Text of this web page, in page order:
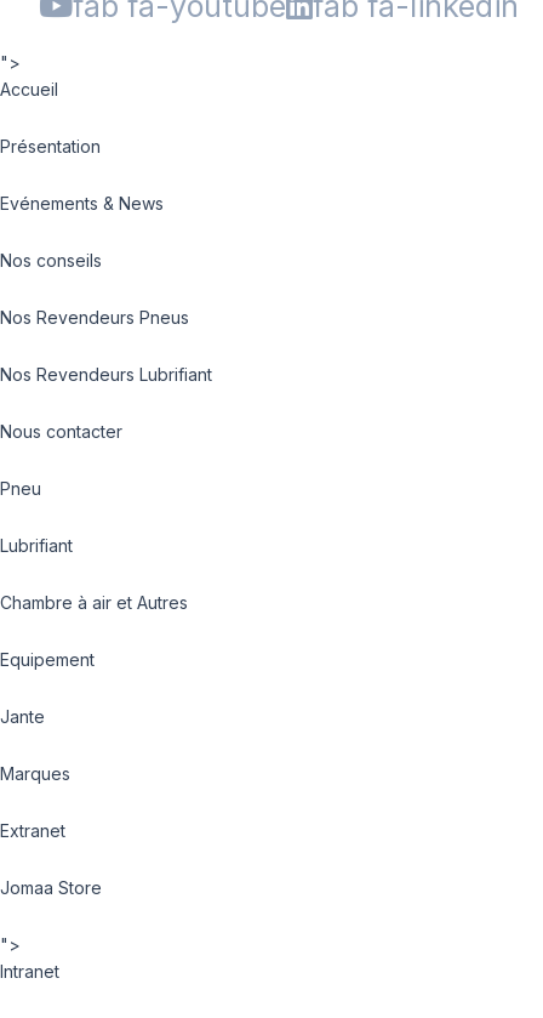
">
Accueil
Présentation
Evénements & News
Nos conseils
Nos Revendeurs Pneus
Nos Revendeurs Lubrifiant
Nous contacter
Pneu
Lubrifiant
Chambre à air et Autres
Equipement
Jante
Marques
Extranet
Jomaa Store
">
Intranet